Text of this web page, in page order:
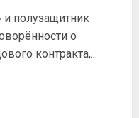
и полузащитник
о
контракта,...